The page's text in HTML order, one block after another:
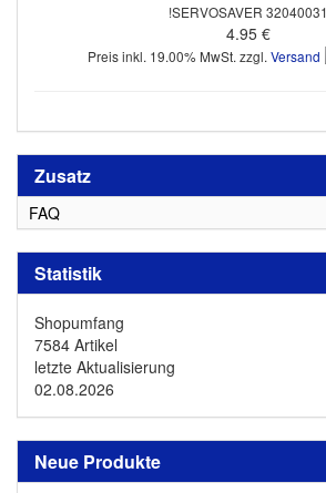
!SERVOSAVER 32040031
4.95 €
Preis inkl. 19.00% MwSt. zzgl. Versand
Zusatz
FAQ
Statistik
Shopumfang
7584 Artikel
letzte Aktualisierung
02.08.2026
Neue Produkte